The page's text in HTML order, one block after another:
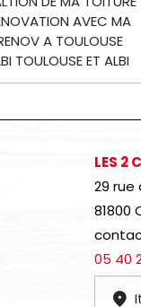
AVEC MA
A TOULOUSE
TOULOUSE ET ALBI
LES 2
29 rue
81800
05 40